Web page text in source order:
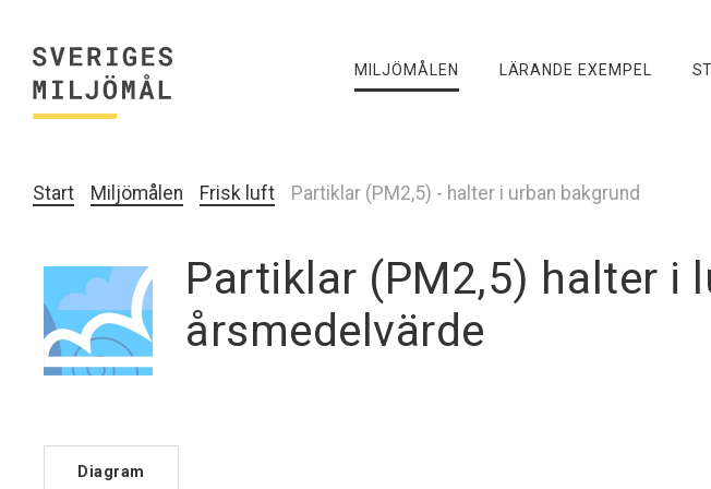
MILJÖMÅLEN LÄRANDE EXEMPEL
Start Miljömålen Frisk luft Partiklar (PM2,5) - halter i urban bakgrund
Partiklar (PM2,5) halter i
årsmedelvärde
Diagram